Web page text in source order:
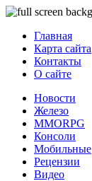
Главная
Карта сайта
Контакты
О сайте
Новости
Железо
MMORPG
Консоли
Мобильные
Рецензии
Видео